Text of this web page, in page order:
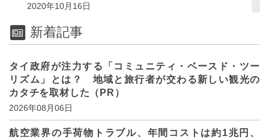
2020年10月16日
新着記事
タイ政府が注力する「コミュニティ・ベースド・ツー
リズム」とは？ 地域と旅行者が交わる新しい観光の
カタチを取材した（PR）
2026年08月06日
航空業界の手荷物トラブル、年間コストは約1兆円、